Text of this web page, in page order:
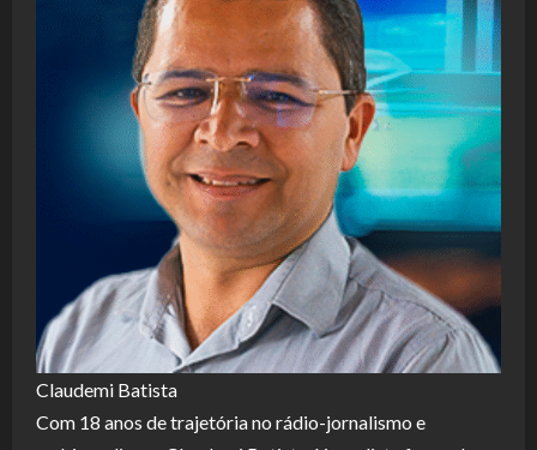
Claudemi Batista
Com 18 anos de trajetória no rádio-jornalismo e